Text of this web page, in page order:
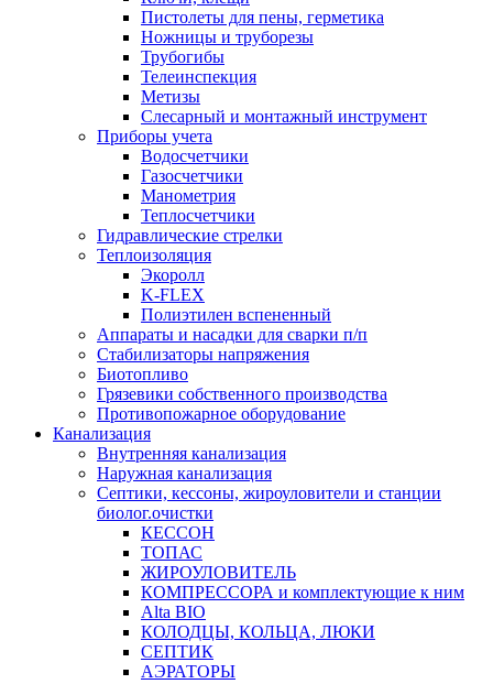
Пистолеты для пены, герметика
Ножницы и труборезы
Трубогибы
Телеинспекция
Метизы
Слесарный и монтажный инструмент
Приборы учета
Водосчетчики
Газосчетчики
Манометрия
Теплосчетчики
Гидравлические стрелки
Теплоизоляция
Экоролл
K-FLEX
Полиэтилен вспененный
Аппараты и насадки для сварки п/п
Стабилизаторы напряжения
Биотопливо
Грязевики собственного производства
Противопожарное оборудование
Канализация
Внутренняя канализация
Наружная канализация
Септики, кессоны, жироуловители и станции
биолог.очистки
КЕССОН
ТОПАС
ЖИРОУЛОВИТЕЛЬ
КОМПРЕССОРА и комплектующие к ним
Alta BIO
КОЛОДЦЫ, КОЛЬЦА, ЛЮКИ
СЕПТИК
АЭРАТОРЫ